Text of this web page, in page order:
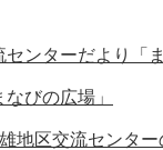
ンターだより「
びの広場」
地区交流センタ